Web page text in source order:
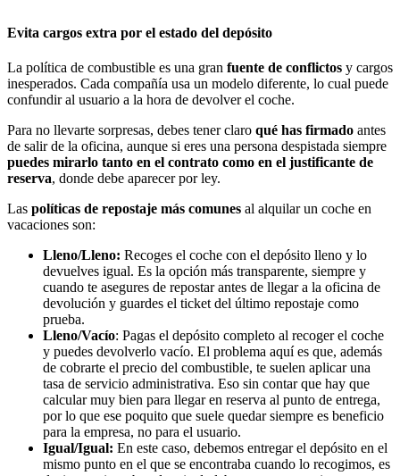
Evita cargos extra por el estado del depósito
La política de combustible es una gran fuente de conflictos y cargos
inesperados. Cada compañía usa un modelo diferente, lo cual puede
confundir al usuario a la hora de devolver el coche.
Para no llevarte sorpresas, debes tener claro qué has firmado antes
de salir de la oficina, aunque si eres una persona despistada siempre
puedes mirarlo tanto en el contrato como en el justificante de
reserva, donde debe aparecer por ley.
Las políticas de repostaje más comunes al alquilar un coche en
vacaciones son:
Lleno/Lleno: Recoges el coche con el depósito lleno y lo
devuelves igual. Es la opción más transparente, siempre y
cuando te asegures de repostar antes de llegar a la oficina de
devolución y guardes el ticket del último repostaje como
prueba.
Lleno/Vacío: Pagas el depósito completo al recoger el coche
y puedes devolverlo vacío. El problema aquí es que, además
de cobrarte el precio del combustible, te suelen aplicar una
tasa de servicio administrativa. Eso sin contar que hay que
calcular muy bien para llegar en reserva al punto de entrega,
por lo que ese poquito que suele quedar siempre es beneficio
para la empresa, no para el usuario.
Igual/Igual: En este caso, debemos entregar el depósito en el
mismo punto en el que se encontraba cuando lo recogimos, es